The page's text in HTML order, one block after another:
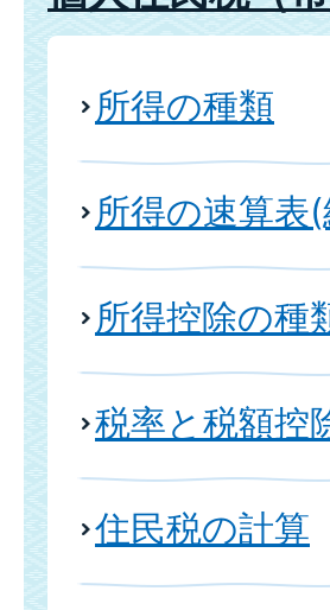
所得の種類
所得の速算表
所得控除の種
税率と税額控
住民税の計算